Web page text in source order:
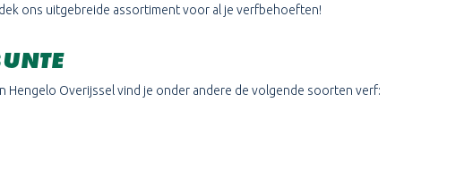
ons uitgebreide assortiment voor al je verfbehoeften!
Overijssel vind je onder andere de volgende soorten verf: